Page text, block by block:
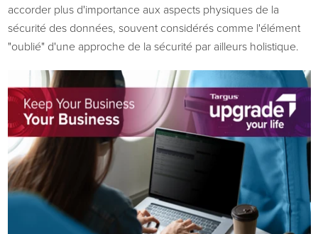
accorder plus d'importance aux aspects physiques de la
sécurité des données, souvent considérés comme l'élément
"oublié" d'une approche de la sécurité par ailleurs holistique.